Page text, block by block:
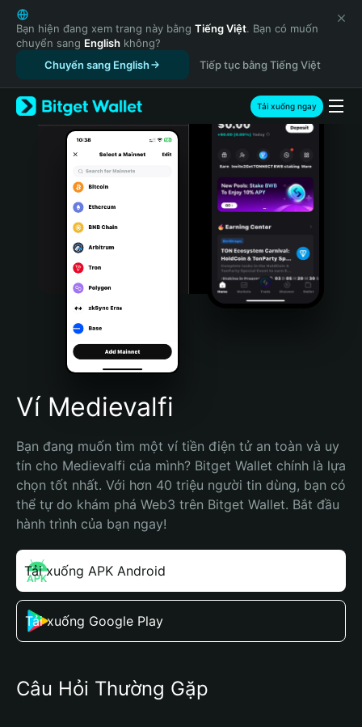
English
日本語
Tiếng Việt
Русский
Español (Latinoamérica)
Türkçe
Italiano
Português (Portugal)
Bahasa Indonesia
Português (Brasil)
Español (Argentina)
Bạn hiện đang xem trang này bằng Tiếng Việt. Bạn có muốn
chuyển sang English không?
Chuyển sang English
Tiếp tục bằng Tiếng Việt
Tải xuống ngay
Ví Medievalfi
Bạn đang muốn tìm một ví tiền điện tử an toàn và uy
tín cho Medievalfi của mình? Bitget Wallet chính là lựa
chọn tốt nhất. Với hơn 40 triệu người tin dùng, bạn có
thể tự do khám phá Web3 trên Bitget Wallet. Bắt đầu
hành trình của bạn ngay!
Tải xuống APK Android
Tải xuống Google Play
Câu Hỏi Thường Gặp